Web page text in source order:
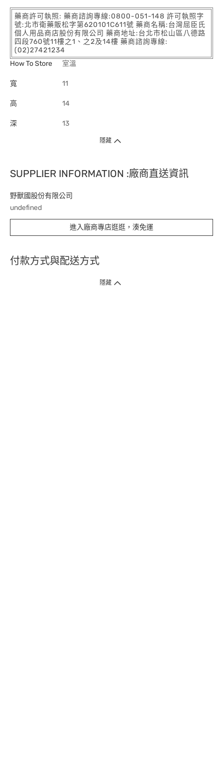
藥商許可執照: 藥商諮詢專線:0800-051-148 許可執照字
號:北市衛藥販松字第620101C611號 藥商名稱:台灣屈臣氏
個人用品商店股份有限公司 藥商地址:台北市松山區八德路
四段760號11樓之1、之2及14樓 藥商諮詢專線:
(02)27421234
How To Store
室溫
寬 11
高 14
深 13
隱藏
SUPPLIER INFORMATION :廠商直送資訊
野獸國股份有限公司
undefined
進入廠商專店逛逛，湊免運
付款方式與配送方式
隱藏